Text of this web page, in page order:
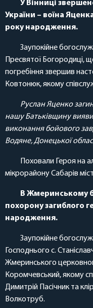
У Вінниці
України – воїна
року народження.
Заупокійне
Пресвятої Богородиці,
погребіння звершив
Ковтонюк, якому
Руслан Яценко
нашу Батьківщину
виконання бойового
Водяне, Донецької
Поховали Героя на
мікрорайону Сабарів
В Жмеринському
похорону загиблого
народження.
Заупокійне
Господнього с.
Жмеринського
Коромчевський, якому
Димитрій Пасічник та
Волкотруб.